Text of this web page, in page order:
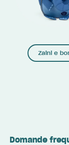
Zaini e
Domande